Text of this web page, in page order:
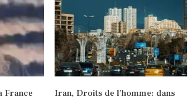
France
Iran, Droits de l’homme: dans